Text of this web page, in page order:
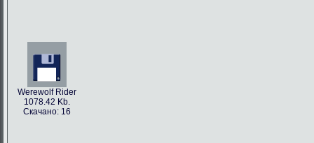
Werewolf Rider
1078.42 Kb.
Скачано: 16